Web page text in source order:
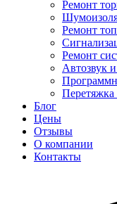
Ремонт
Ремонт
Ремонт
Автозвук
Перетяжка
Блог
Цены
Отзывы
О компании
Контакты